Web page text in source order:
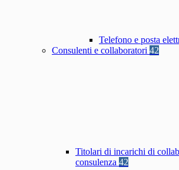
Telefono e posta
Consulenti e collaboratori 42
Titolari di incarichi di
consulenza 42